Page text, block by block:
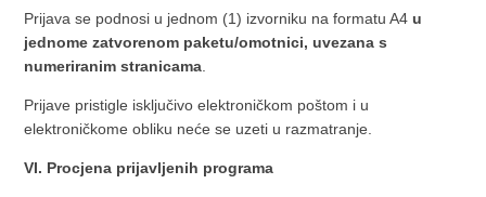
Prijava se podnosi u jednom (1) izvorniku na formatu A4 u
jednome zatvorenom paketu/omotnici, uvezana s
numeriranim stranicama
Prijave pristigle isključivo elektroničkom poštom i u
elektroničkome obliku neće se uzeti u razmatranje.
VI. Procjena prijavljenih programa